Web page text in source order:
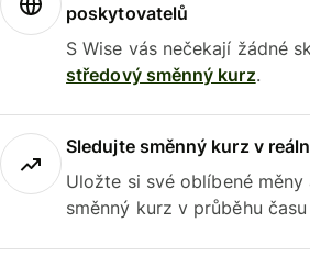
poskytovatelů
S Wise vás nečekají žádné
středový směnný kurz.
Sledujte směnný kurz v
Uložte si své oblíbené
směnný kurz v průběhu času